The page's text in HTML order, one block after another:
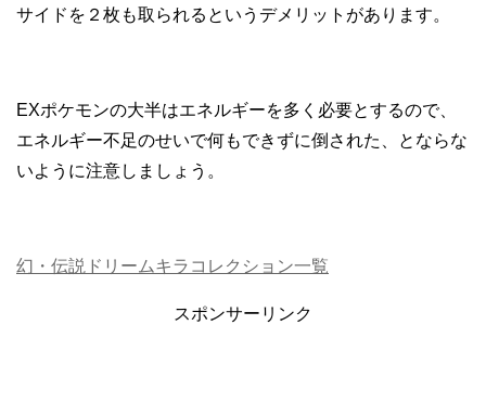
サイドを２枚も取られるというデメリットがあります。
EXポケモンの大半はエネルギーを多く必要とするので、
エネルギー不足のせいで何もできずに倒された、とならな
いように注意しましょう。
幻・伝説ドリームキラコレクション一覧
スポンサーリンク